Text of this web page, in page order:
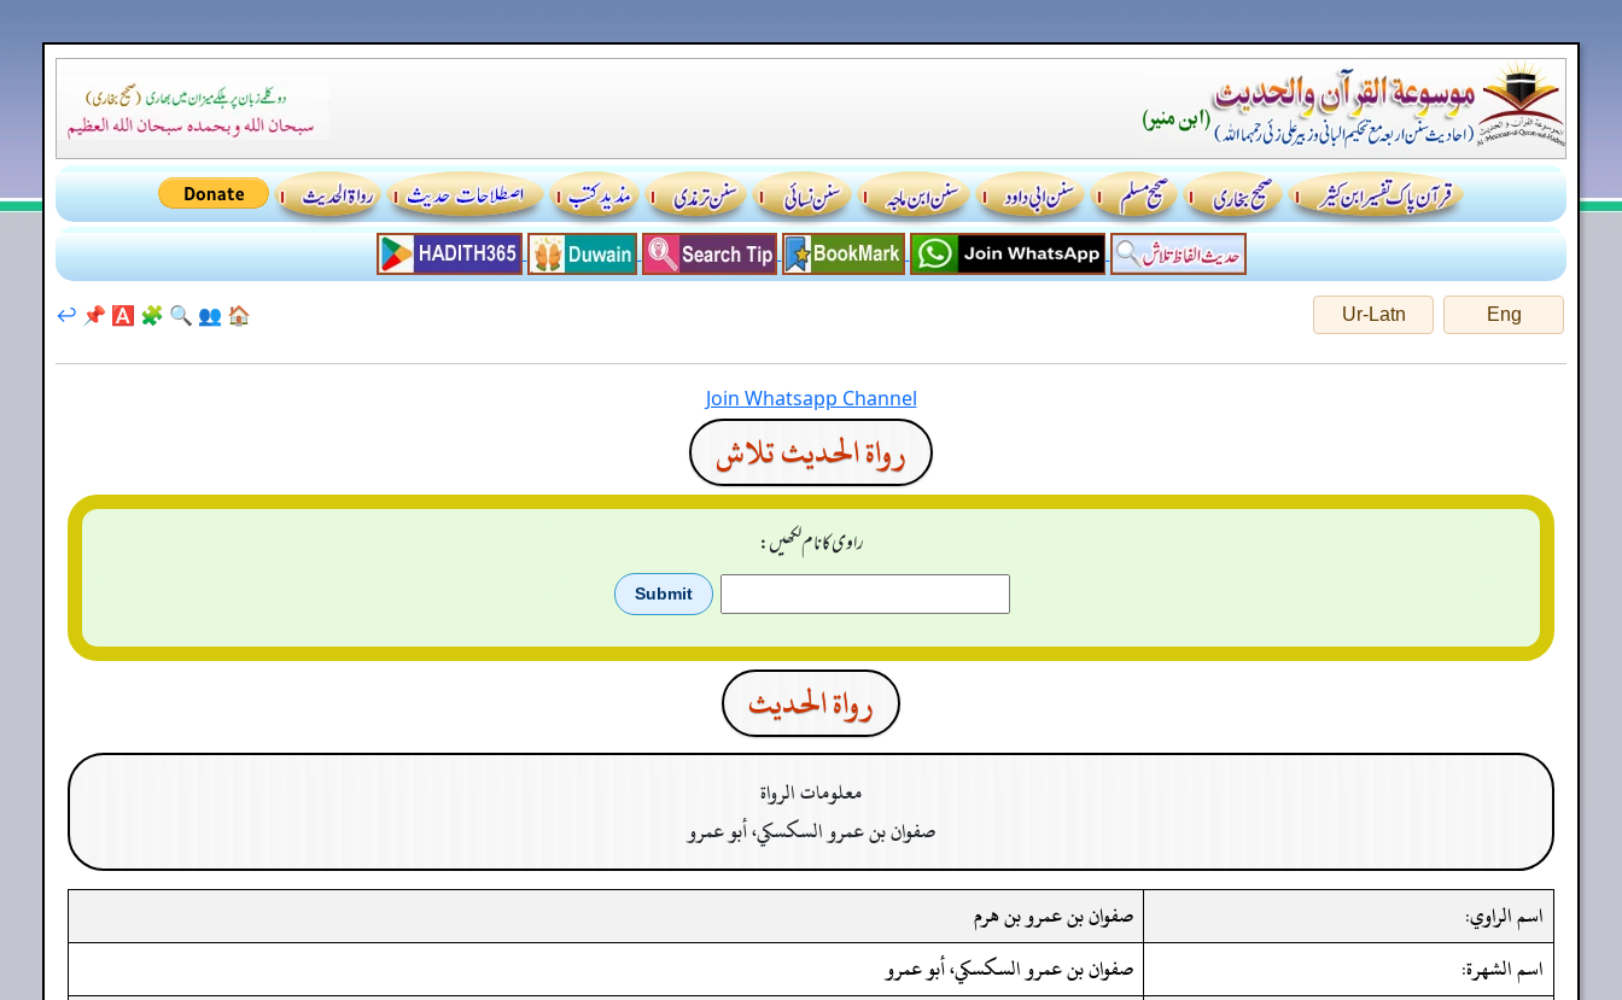
Eng
Ur-Latn
🏠
👥
🔍
🧩
🅰️
📌
↩️
Join Whatsapp Channel
رواة الحديث تلاش
راوی کا نام لکھیں:
رواة الحدیث
معلومات الرواة
صفوان بن عمرو السكسكي، أبو عمرو
اسم الراوي:
صفوان بن عمرو بن هرم
اسم الشهرة:
صفوان بن عمرو السكسكي، أبو عمرو